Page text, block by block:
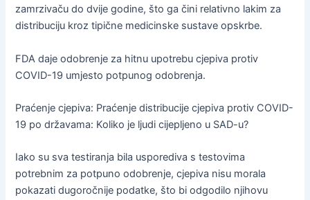
zamrzivaču do dvije godine, što ga čini relativno lakim za
distribuciju kroz tipične medicinske sustave opskrbe.
FDA daje odobrenje za hitnu upotrebu cjepiva protiv
COVID-19 umjesto potpunog odobrenja.
Praćenje cjepiva: Praćenje distribucije cjepiva protiv COVID-
19 po državama: Koliko je ljudi cijepljeno u SAD-u?
Iako su sva testiranja bila usporediva s testovima
potrebnim za potpuno odobrenje, cjepiva nisu morala
pokazati dugoročnije podatke, što bi odgodilo njihovu